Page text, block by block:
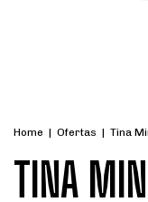
Home | Ofertas | Tina
TINA